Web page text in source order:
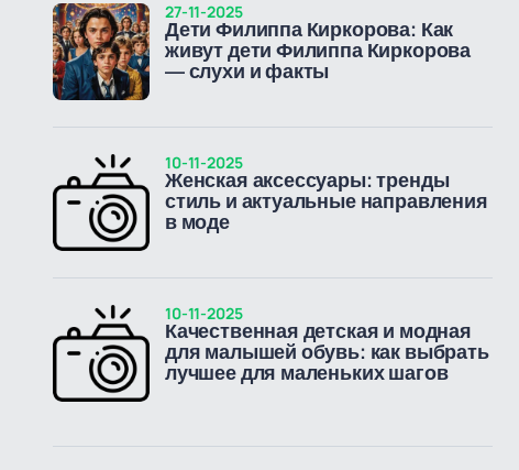
Дети Филиппа Киркорова: Как
живут дети Филиппа Киркорова
— слухи и факты
27-11-2025
Женская аксессуары: тренды
стиль и актуальные направления
в моде
10-11-2025
Качественная детская и модная
для малышей обувь: как выбрать
лучшее для маленьких шагов
10-11-2025